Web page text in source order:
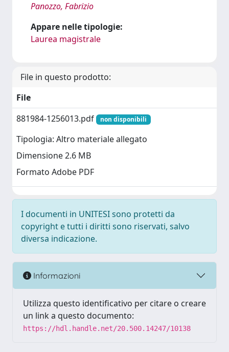
Panozzo, Fabrizio
Appare nelle tipologie:
Laurea magistrale
File in questo prodotto:
File
881984-1256013.pdf
non disponibili
Tipologia: Altro materiale allegato
Dimensione 2.6 MB
Formato Adobe PDF
I documenti in UNITESI sono protetti da
copyright e tutti i diritti sono riservati, salvo
diversa indicazione.
Informazioni
Utilizza questo identificativo per citare o creare
un link a questo documento:
https://hdl.handle.net/20.500.14247/10138